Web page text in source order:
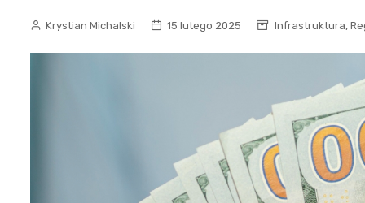
Krystian Michalski 15 lutego 2025 Infrastruktura,